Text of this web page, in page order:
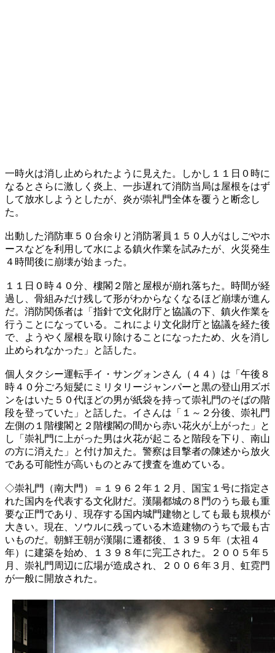
一時火は消し止められたように見えた。しかし１１日０時に
なるとさらに激しく炎上、一歩遅れて消防当局は屋根をはず
して放水しようとしたが、炎が崇礼門全体を覆うと断念し
た。
出動した消防車５０台余りと消防署員１５０人がはしごやホ
ースなどを利用して水による鎮火作業を試みたが、火災発生
４時間後に崩壊が始まった。
１１日０時４０分、樓閣２階と屋根が崩れ落ちた。時間が経
過し、骨組みだけ残して形がわからなくなるほど崩壊が進ん
だ。消防関係者は「指針で文化財庁と協議の下、鎮火作業を
行うことになっている。これにより文化財庁と協議を経た後
で、ようやく屋根を取り除けることになったため、火を消し
止められなかった」と話した。
個人タクシー運転手イ・サングォンさん（４４）は「午後８
時４０分ごろ短髪にミリタリージャンパーと黒の登山用ズボ
ンをはいた５０代ほどの男が紙袋を持って崇礼門のそばの階
段を登っていた」と話した。イさんは「１～２分後、崇礼門
左側の１階樓閣と２階樓閣の間から赤い花火が上がった」と
し「崇礼門に上がった男は火花が起こると階段を下り、南山
の方に消えた」と付け加えた。警察は目撃者の陳述から放火
である可能性が高いものとみて捜査を進めている。
◇崇礼門（南大門）＝１９６２年１２月、国宝１号に指定さ
れた国内を代表する文化財だ。漢陽都城の８門のうち最も重
要な正門であり、現存する国内城門建物としても最も規模が
大きい。現在、ソウルに残っている木造建物のうちで最も古
いものだ。朝鮮王朝が漢陽に遷都後、１３９５年（太祖４
年）に建築を始め、１３９８年に完工された。２００５年５
月、崇礼門周辺に広場が造成され、２００６年３月、虹霓門
が一般に開放された。